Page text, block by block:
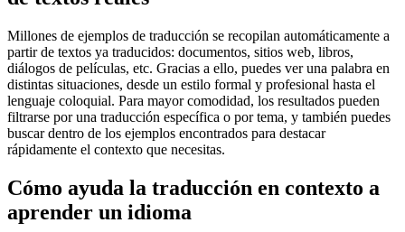
Millones de ejemplos de traducción se recopilan automáticamente a
partir de textos ya traducidos: documentos, sitios web, libros,
diálogos de películas, etc. Gracias a ello, puedes ver una palabra en
distintas situaciones, desde un estilo formal y profesional hasta el
lenguaje coloquial. Para mayor comodidad, los resultados pueden
filtrarse por una traducción específica o por tema, y también puedes
buscar dentro de los ejemplos encontrados para destacar
rápidamente el contexto que necesitas.
Cómo ayuda la traducción en contexto a
aprender un idioma